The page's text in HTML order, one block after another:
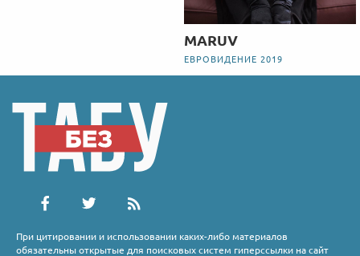
MARUV
ЕВРОВИДЕНИЕ 2019
При цитировании и использовании каких-либо материалов
обязательны открытые для поисковых систем гиперссылки на сайт